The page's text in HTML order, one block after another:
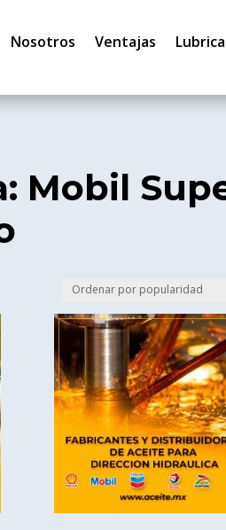
Nosotros Ventajas
Mobil